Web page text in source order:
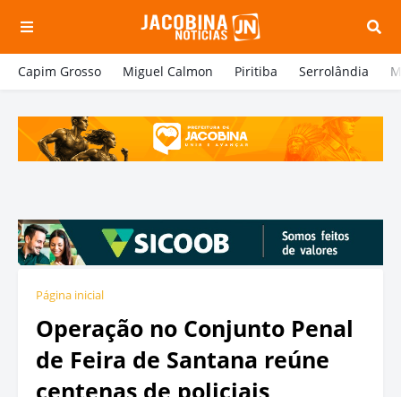
Capim Grosso Miguel Calmon Piritiba Serrolândia
Página inicial
Operação no Conjunto Penal
de Feira de Santana reúne
centenas de policiais